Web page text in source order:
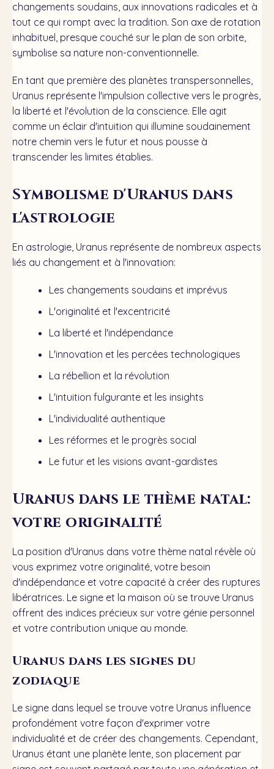
changements soudains, aux innovations radicales et à
tout ce qui rompt avec la tradition. Son axe de rotation
inhabituel, presque couché sur le plan de son orbite,
symbolise sa nature non-conventionnelle.
En tant que première des planètes transpersonnelles,
Uranus représente l'impulsion collective vers le progrès,
la liberté et l'évolution de la conscience. Elle agit
comme un éclair d'intuition qui illumine soudainement
notre chemin vers le futur et nous pousse à
transcender les limites établies.
Symbolisme d'Uranus dans
l'astrologie
En astrologie, Uranus représente de nombreux aspects
liés au changement et à l'innovation:
Les changements soudains et imprévus
L'originalité et l'excentricité
La liberté et l'indépendance
L'innovation et les percées technologiques
La rébellion et la révolution
L'intuition fulgurante et les insights
L'individualité authentique
Les réformes et le progrès social
Le futur et les visions avant-gardistes
Uranus dans le thème natal:
votre originalité
La position d'Uranus dans votre thème natal révèle où
vous exprimez votre originalité, votre besoin
d'indépendance et votre capacité à créer des ruptures
libératrices. Le signe et la maison où se trouve Uranus
offrent des indices précieux sur votre génie personnel
et votre contribution unique au monde.
Uranus dans les signes du
zodiaque
Le signe dans lequel se trouve votre Uranus influence
profondément votre façon d'exprimer votre
individualité et de créer des changements. Cependant,
Uranus étant une planète lente, son placement par